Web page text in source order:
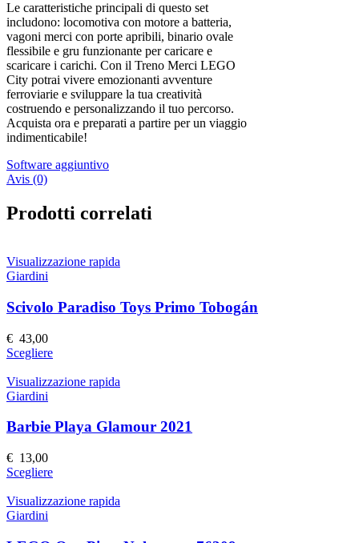
Le caratteristiche principali di questo set
includono: locomotiva con motore a batteria,
vagoni merci con porte apribili, binario ovale
flessibile e gru funzionante per caricare e
scaricare i carichi. Con il Treno Merci LEGO
City potrai vivere emozionanti avventure
ferroviarie e sviluppare la tua creatività
costruendo e personalizzando il tuo percorso.
Acquista ora e preparati a partire per un viaggio
indimenticabile!
Software aggiuntivo
Avis (0)
Prodotti correlati
Visualizzazione rapida
Giardini
Scivolo Paradiso Toys Primo Tobogán
€ 43,00
ScegliereQuesto
ha
Le
opzioni
scelte
nella
pagina
prodotto
Visualizzazione rapida
Giardini
Barbie Playa Glamour 2021
€ 13,00
ScegliereQuesto
ha
Visualizzazione rapida
Giardini